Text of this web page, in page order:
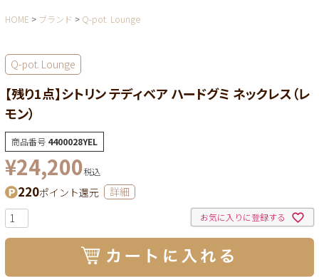
HOME ブランド Q-pot. Lounge
Q-pot. Lounge
【残り1点】シトリン テディベア ハードグミ ネックレス（レ
モン）
商品番号 4400028YEL
¥24,200税込
220ポイント還元 詳細
お気に入りに登録する